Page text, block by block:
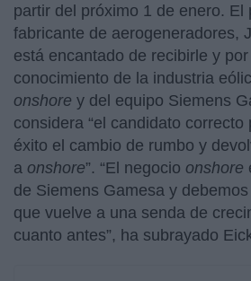
partir del próximo 1 de enero. El
fabricante de aerogeneradores,
está encantado de recibirle y por
conocimiento de la industria
onshore y del equipo Siemens
considera “el candidato correcto
éxito el cambio de rumbo y
a onshore”. “El negocio onshore
de Siemens Gamesa y
que vuelve a una senda de
cuanto antes”, ha subrayado